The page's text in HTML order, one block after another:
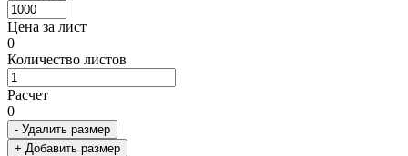
Цена за лист
0
Количество листов
Расчет
0
- Удалить размер
+ Добавить размер